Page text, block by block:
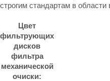
строгим стандартам в области
Цвет
фильтрующих
дисков
фильтра
механической
очиски: